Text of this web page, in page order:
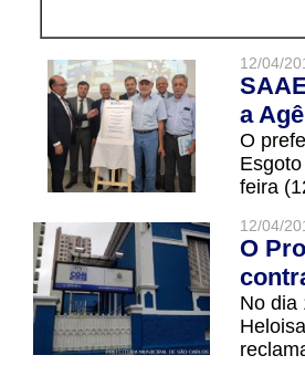
12/04/
a
O
feira
12/04/
O
No dia